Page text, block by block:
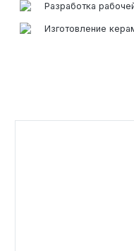
Разработка
Изготовление